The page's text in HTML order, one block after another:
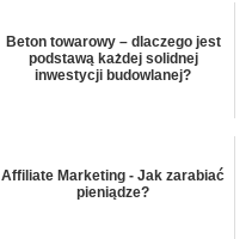
Beton towarowy – dlaczego jest
podstawą każdej solidnej
inwestycji budowlanej?
Affiliate Marketing - Jak zarabiać
pieniądze?